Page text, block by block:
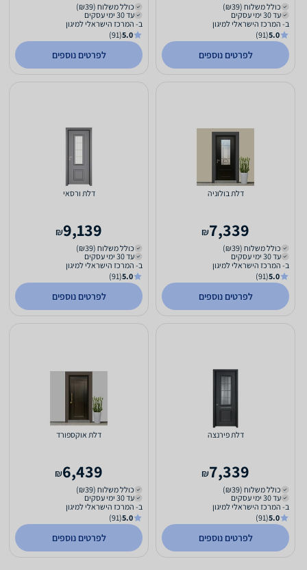
כולל משלוח (₪39)
עד 30 ימי עסקים
ב- המרכז הישראלי למיגון
5.0
(91)
לפרטים נוספים
כולל משלוח (₪39)
עד 30 ימי עסקים
ב- המרכז הישראלי למיגון
5.0
(91)
לפרטים נוספים
דלת בולוניה
7,339
₪
כולל משלוח (₪39)
עד 30 ימי עסקים
ב- המרכז הישראלי למיגון
5.0
(91)
לפרטים נוספים
דלת ורסאי
9,139
₪
כולל משלוח (₪39)
עד 30 ימי עסקים
ב- המרכז הישראלי למיגון
5.0
(91)
לפרטים נוספים
דלת פירנצה
7,339
₪
כולל משלוח (₪39)
עד 30 ימי עסקים
ב- המרכז הישראלי למיגון
5.0
(91)
לפרטים נוספים
דלת אוקספורד
6,439
₪
כולל משלוח (₪39)
עד 30 ימי עסקים
ב- המרכז הישראלי למיגון
5.0
(91)
לפרטים נוספים